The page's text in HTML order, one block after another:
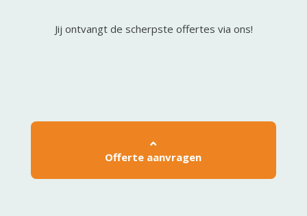
Jij ontvangt de scherpste offertes via ons!
Offerte aanvragen